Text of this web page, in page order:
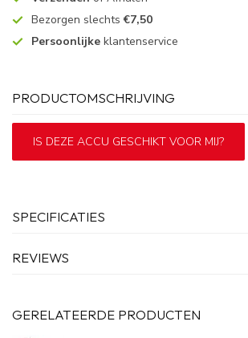
Bezorgen slechts€7,50
Persoonlijke klantenservice
PRODUCTOMSCHRIJVING
IS DEZE ACCU GESCHIKT VOOR MIJ?
SPECIFICATIES
REVIEWS
GERELATEERDE PRODUCTEN